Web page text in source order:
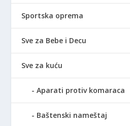
Sportska oprema
Sve za Bebe i Decu
Sve za kuću
Aparati protiv komaraca
Baštenski nameštaj